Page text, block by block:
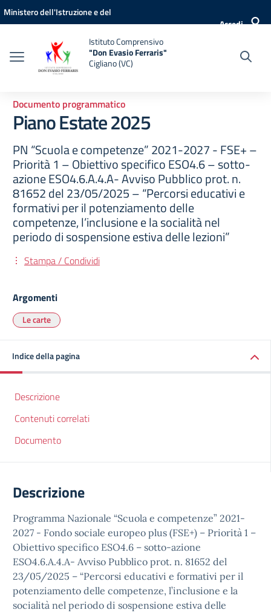
Vai ai contenuti
Vai al menu di navigazione
Vai al footer
Ministero dell'Istruzione e del
Accedi
Istituto Comprensivo
"Don Evasio Ferraris"
Cigliano (VC)
Documento programmatico
Piano Estate 2025
PN “Scuola e competenze” 2021-2027 - FSE+ –
Priorità 1 – Obiettivo specifico ESO4.6 – sotto-
azione ESO4.6.A.4.A- Avviso Pubblico prot. n.
81652 del 23/05/2025 – “Percorsi educativi e
formativi per il potenziamento delle
competenze, l’inclusione e la socialità nel
periodo di sospensione estiva delle lezioni”
Stampa / Condividi
Argomenti
Le carte
Indice della pagina
Descrizione
Contenuti correlati
Documento
Descrizione
Programma Nazionale “Scuola e competenze” 2021-
2027 - Fondo sociale europeo plus (FSE+) – Priorità 1 –
Obiettivo specifico ESO4.6 – sotto-azione
ESO4.6.A.4.A- Avviso Pubblico prot. n. 81652 del
23/05/2025 – “Percorsi educativi e formativi per il
potenziamento delle competenze, l’inclusione e la
socialità nel periodo di sospensione estiva delle